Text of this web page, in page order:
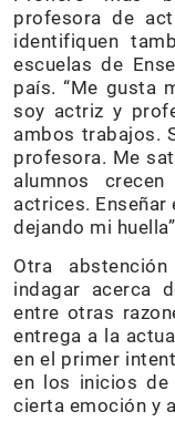
profesora de
identifiquen
escuelas de
país. “Me gusta
soy actriz y
ambos trabajos.
profesora. Me
alumnos
actrices. Enseñar
dejando mi
Otra
indagar acerca
entre otras
entrega a la
en el primer
en los inicios de
cierta emoción y